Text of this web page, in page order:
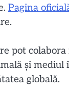
Pagina
pot
și mediul
globală.